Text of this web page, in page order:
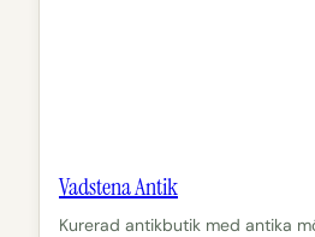
Vadstena Antik
Kurerad antikbutik med antika